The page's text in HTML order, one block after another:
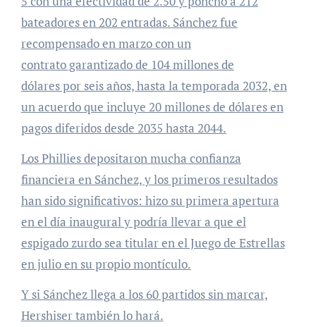
bateadores en 202 entradas. Sánchez fue
recompensado en marzo con un
contrato garantizado de 104 millones de
dólares por seis años, hasta la temporada 2032, en
un acuerdo que incluye 20 millones de dólares en
pagos diferidos desde 2035 hasta 2044.
Los Phillies depositaron mucha confianza
financiera en Sánchez, y los primeros resultados
han sido significativos: hizo su primera apertura
en el día inaugural y podría llevar a que el
espigado zurdo sea titular en el Juego de Estrellas
en julio en su propio montículo.
Y si Sánchez llega a los 60 partidos sin marcar,
Hershiser también lo hará.